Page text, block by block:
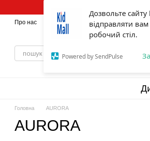
Дозвольте
відправляти
робочий стіл.
Powered by SendPulse
Про нас Оплата і доставка Обмін та
Головна AURORA
AURORA